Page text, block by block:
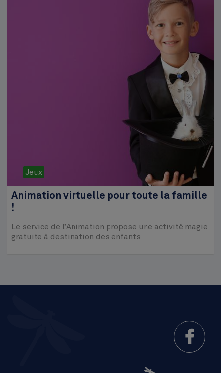
Jeux
Animation virtuelle pour toute la famille
!
Le service de l’Animation propose une activité magie
gratuite à destination des enfants